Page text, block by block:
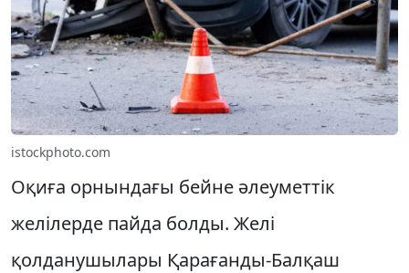
istockphoto.com
Оқиға орнындағы бейне әлеуметтік
желілерде пайда болды. Желі
қолданушылары Қарағанды-Балқаш